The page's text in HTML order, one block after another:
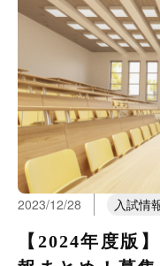
2023/12/28 入試情
【2024年度版